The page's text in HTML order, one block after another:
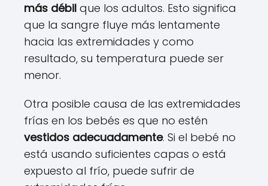
más débil que los adultos. Esto significa
que la sangre fluye más lentamente
hacia las extremidades y como
resultado, su temperatura puede ser
menor.
Otra posible causa de las extremidades
frías en los bebés es que no estén
vestidos adecuadamente. Si el bebé no
está usando suficientes capas o está
expuesto al frío, puede sufrir de